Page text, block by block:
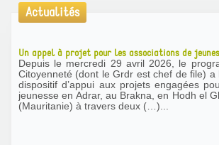
Actualités
Un appel à projet pour les associations de
Depuis le mercredi 29 avril 2026, le
Citoyenneté (dont le Grdr est chef de file) a
dispositif d’appui aux projets engagées
jeunesse en Adrar, au Brakna, en Hodh el
(Mauritanie) à travers deux (…)...